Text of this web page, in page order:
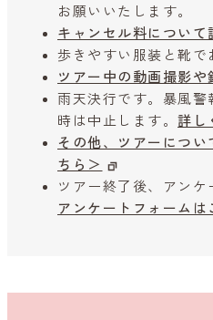
お願いいたします。
キャンセル料について
歩きやすい服装と靴で
ツアー中の動画撮影や
雨天決行です。暴風警
時は中止します。 詳し
その他、ツアーについ
ちら＞
ツアー終了後、アンケ
アンケートフォームは